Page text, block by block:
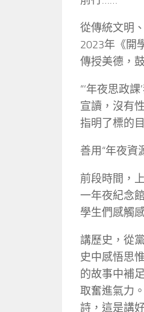
從傳統文明
2023年《開
傳授美德，
“‘年夜思政
宣讀，沒有
指明了標的
善用“年夜資
前段時間，
一年夜紀念
學生們感觸
講歷史，從
史中感悟思
的故事中補
取奮進氣力
詩，這是講